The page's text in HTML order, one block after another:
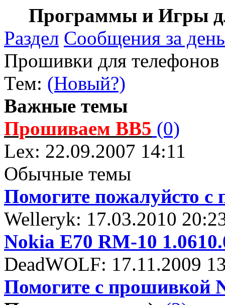
Программы и Игры
Раздел Сообщения за день
Прошивки для телефонов
Тем: (Новый?)
Важные темы
Прошиваем BB5 (0)
Lex: 22.09.2007 14:11
Обычные темы
Помогите пожалуйсто
Welleryk: 17.03.2010
Nokia E70 RM-10
DeadWOLF: 17.11.2009
Помогите с прошивкой